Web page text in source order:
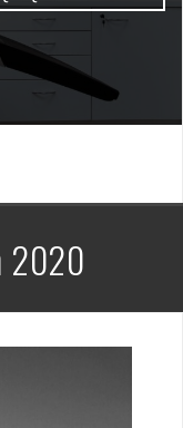
2020